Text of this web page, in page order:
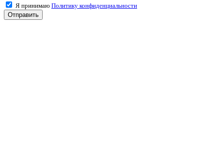
Я принимаю Политику конфиденциальности
Отправить